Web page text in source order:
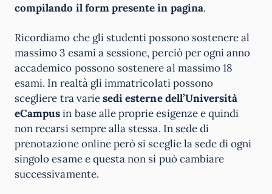
compilando il form presente in pagina.
Ricordiamo che gli studenti possono sostenere al
massimo 3 esami a sessione, perciò per ogni anno
accademico possono sostenere al massimo 18
esami. In realtà gli immatricolati possono
scegliere tra variesedi esterne dell’Università
eCampusin base alle proprie esigenze e quindi
non recarsi sempre alla stessa. In sede di
prenotazione online però si sceglie la sede di ogni
singolo esame e questa non si può cambiare
successivamente.